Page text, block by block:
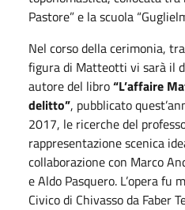
Pastore” e la scuola
Nel corso della cerimonia,
figura di Matteotti vi sarà il
autore del libro“L’affaire
delitto”, pubblicato
2017, le ricerche del
rappresentazione scenica
collaborazione con Marco
e Aldo Pasquero. L’opera fu
Civico di Chivasso da Faber